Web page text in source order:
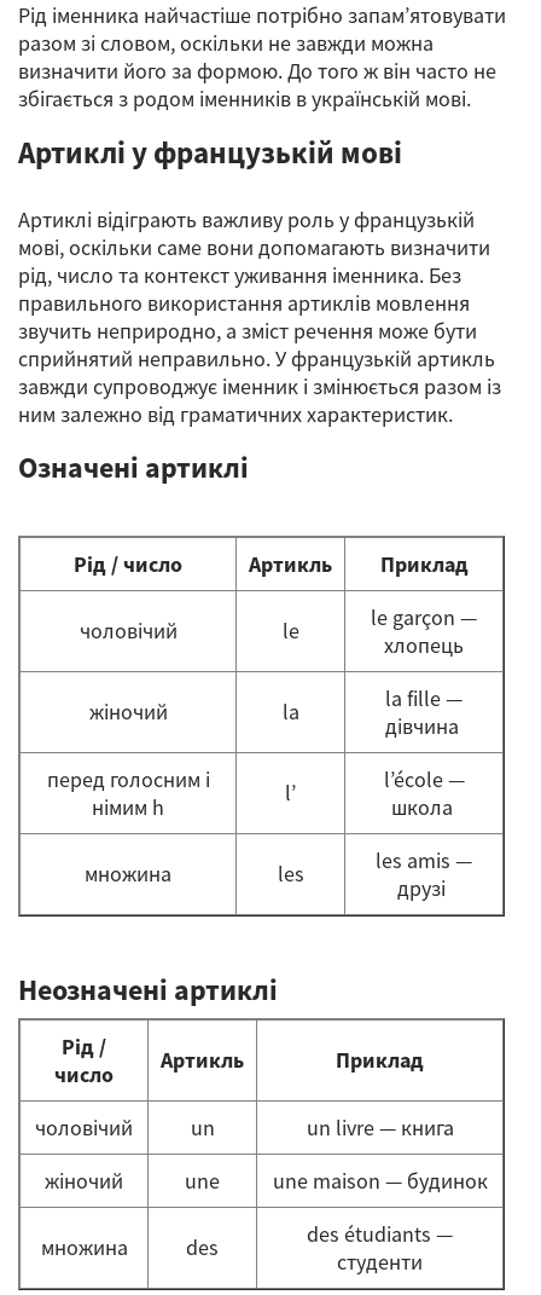
Рід іменника найчастіше потрібно запам’ятовувати
разом зі словом, оскільки не завжди можна
визначити його за формою. До того ж він часто не
збігається з родом іменників в українській мові.
Артиклі у французькій мові
Артиклі відіграють важливу роль у французькій
мові, оскільки саме вони допомагають визначити
рід, число та контекст уживання іменника. Без
правильного використання артиклів мовлення
звучить неприродно, а зміст речення може бути
сприйнятий неправильно. У французькій артикль
завжди супроводжує іменник і змінюється разом із
ним залежно від граматичних характеристик.
Означені артиклі
Рід / число Артикль Приклад
чоловічий le
le garçon —
хлопець
жіночий la
la fille —
дівчина
перед голосним і
німим h
l’
l’école —
школа
множина les
les amis —
друзі
Неозначені артиклі
Рід /
число
Артикль Приклад
чоловічий un
un livre — книга
жіночий
une une maison — будинок
множина des
des étudiants —
студенти